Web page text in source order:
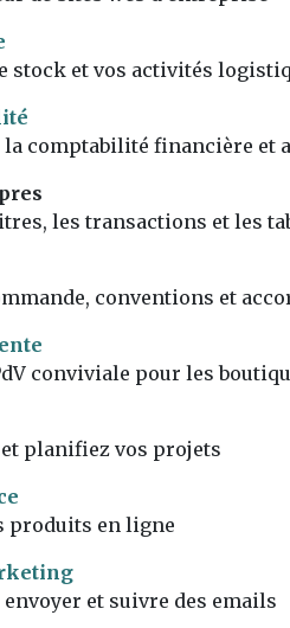
stock et vos activités
la comptabilité financière et
les transactions et les
conventions et
conviviale pour les
planifiez vos projets
produits en ligne
envoyer et suivre des emails